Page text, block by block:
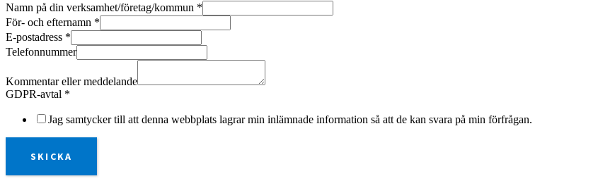
Namn på din verksamhet/företag/kommun *
För- och efternamn *
E-postadress *
Telefonnummer
Kommentar eller meddelande
GDPR-avtal *
Jag samtycker till att denna webbplats lagrar min inlämnade information så att de kan svara på min förfrågan.
SKICKA